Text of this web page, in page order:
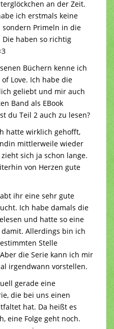
an der Zeit.
ich erstmals keine
Primeln in die
Die haben so richtig
Büchern kenne ich
Love. Ich habe die
geliebt und mir auch
Band als EBook
du Teil 2 auch zu lesen?
hatte wirklich gehofft,
mittlerweile wieder
sich ja schon lange.
von Herzen gute
ihr eine sehr gute
Ich habe damals die
und hatte so eine
damit. Allerdings bin ich
Stelle
die Serie kann ich mir
irgendwann vorstellen.
gerade eine
die bei uns einen
hat. Da heißt es
eine Folge geht noch.